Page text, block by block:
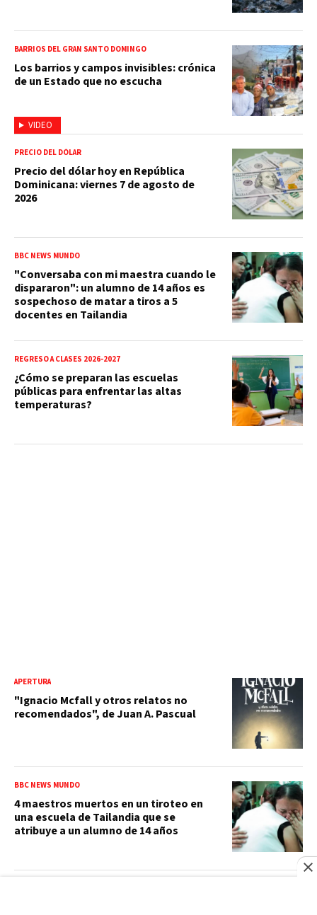
VIDEO
BARRIOS DEL GRAN SANTO DOMINGO
Los barrios y campos invisibles: crónica
de un Estado que no escucha
PRECIO DEL DÓLAR
Precio del dólar hoy en República
Dominicana: viernes 7 de agosto de
2026
BBC NEWS MUNDO
"Conversaba con mi maestra cuando le
dispararon": un alumno de 14 años es
sospechoso de matar a tiros a 5
docentes en Tailandia
REGRESO A CLASES 2026-2027
¿Cómo se preparan las escuelas
públicas para enfrentar las altas
temperaturas?
APERTURA
"Ignacio Mcfall y otros relatos no
recomendados", de Juan A. Pascual
BBC NEWS MUNDO
4 maestros muertos en un tiroteo en
una escuela de Tailandia que se
atribuye a un alumno de 14 años